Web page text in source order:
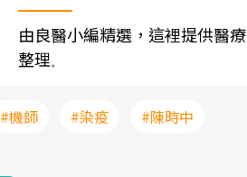
由良醫小編精選，這裡提供醫療
整理 。
#機師 #染疫 #陳時中